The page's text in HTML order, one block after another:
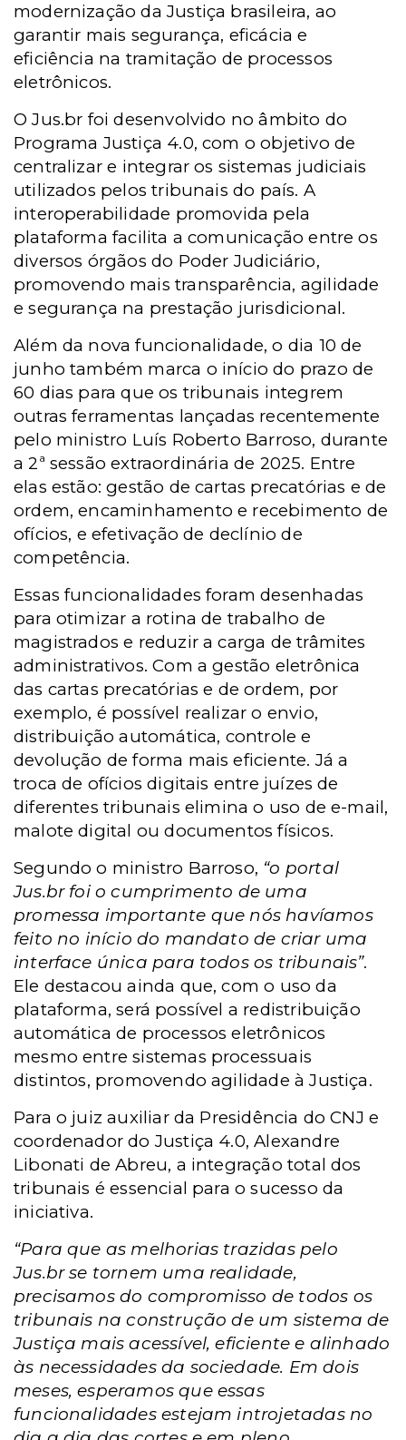
modernização da Justiça brasileira, ao
garantir mais segurança, eficácia e
eficiência na tramitação de processos
eletrônicos.
O Jus.br foi desenvolvido no âmbito do
Programa Justiça 4.0, com o objetivo de
centralizar e integrar os sistemas judiciais
utilizados pelos tribunais do país. A
interoperabilidade promovida pela
plataforma facilita a comunicação entre os
diversos órgãos do Poder Judiciário,
promovendo mais transparência, agilidade
e segurança na prestação jurisdicional.
Além da nova funcionalidade, o dia 10 de
junho também marca o início do prazo de
60 dias para que os tribunais integrem
outras ferramentas lançadas recentemente
pelo ministro Luís Roberto Barroso, durante
a 2ª sessão extraordinária de 2025. Entre
elas estão: gestão de cartas precatórias e de
ordem, encaminhamento e recebimento de
ofícios, e efetivação de declínio de
competência.
Essas funcionalidades foram desenhadas
para otimizar a rotina de trabalho de
magistrados e reduzir a carga de trâmites
administrativos. Com a gestão eletrônica
das cartas precatórias e de ordem, por
exemplo, é possível realizar o envio,
distribuição automática, controle e
devolução de forma mais eficiente. Já a
troca de ofícios digitais entre juízes de
diferentes tribunais elimina o uso de e-mail,
malote digital ou documentos físicos.
Segundo o ministro Barroso, “o portal
Jus.br foi o cumprimento de uma
promessa importante que nós havíamos
feito no início do mandato de criar uma
interface única para todos os tribunais”.
Ele destacou ainda que, com o uso da
plataforma, será possível a redistribuição
automática de processos eletrônicos
mesmo entre sistemas processuais
distintos, promovendo agilidade à Justiça.
Para o juiz auxiliar da Presidência do CNJ e
coordenador do Justiça 4.0, Alexandre
Libonati de Abreu, a integração total dos
tribunais é essencial para o sucesso da
iniciativa.
“Para que as melhorias trazidas pelo
Jus.br se tornem uma realidade,
precisamos do compromisso de todos os
tribunais na construção de um sistema de
Justiça mais acessível, eficiente e alinhado
às necessidades da sociedade. Em dois
meses, esperamos que essas
funcionalidades estejam introjetadas no